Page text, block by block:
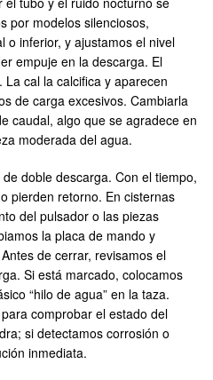
por modelos silenciosos,
o inferior, y ajustamos el nivel
empuje en la descarga. El
cal la calcifica y aparecen
de carga excesivos. Cambiarla
caudal, algo que se agradece en
moderada del agua.
doble descarga. Con el tiempo,
pierden retorno. En cisternas
del pulsador o las piezas
la placa de mando y
de cerrar, revisamos el
Si está marcado, colocamos
“hilo de agua” en la taza.
comprobar el estado del
si detectamos corrosión o
inmediata.